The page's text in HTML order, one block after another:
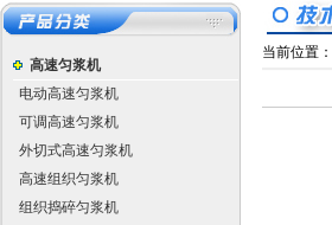
高速匀浆机
电动高速匀浆机
可调高速匀浆机
外切式高速匀浆机
高速组织匀浆机
组织捣碎匀浆机
当前位置：